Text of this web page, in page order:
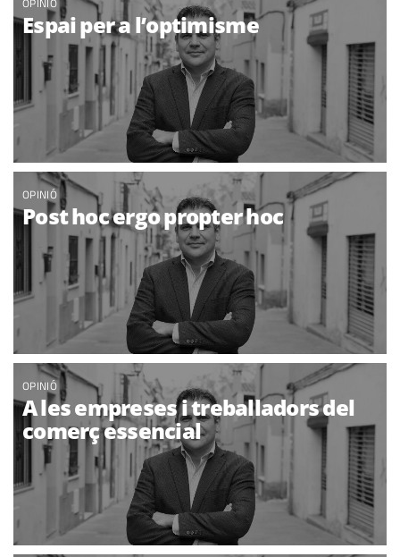
Espai per a l’optimisme
OPINIÓ
Post hoc ergo propter hoc
OPINIÓ
A les empreses i treballadors del
comerç essencial